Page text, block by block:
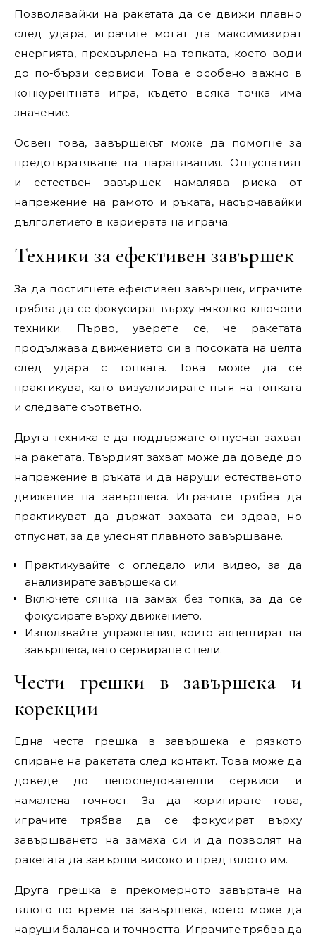
Позволявайки на ракетата да се движи плавно
след удара, играчите могат да максимизират
енергията, прехвърлена на топката, което води
до по-бързи сервиси. Това е особено важно в
конкурентната игра, където всяка точка има
значение.
Освен това, завършекът може да помогне за
предотвратяване на наранявания. Отпуснатият
и естествен завършек намалява риска от
напрежение на рамото и ръката, насърчавайки
дълголетието в кариерата на играча.
Техники за ефективен завършек
За да постигнете ефективен завършек, играчите
трябва да се фокусират върху няколко ключови
техники. Първо, уверете се, че ракетата
продължава движението си в посоката на целта
след удара с топката. Това може да се
практикува, като визуализирате пътя на топката
и следвате съответно.
Друга техника е да поддържате отпуснат захват
на ракетата. Твърдият захват може да доведе до
напрежение в ръката и да наруши естественото
движение на завършека. Играчите трябва да
практикуват да държат захвата си здрав, но
отпуснат, за да улеснят плавното завършване.
Практикувайте с огледало или видео, за да
анализирате завършека си.
Включете сянка на замах без топка, за да се
фокусирате върху движението.
Използвайте упражнения, които акцентират на
завършека, като сервиране с цели.
Чести грешки в завършека и
корекции
Една честа грешка в завършека е рязкото
спиране на ракетата след контакт. Това може да
доведе до непоследователни сервиси и
намалена точност. За да коригирате това,
играчите трябва да се фокусират върху
завършването на замаха си и да позволят на
ракетата да завърши високо и пред тялото им.
Друга грешка е прекомерното завъртане на
тялото по време на завършека, което може да
наруши баланса и точността. Играчите трябва да